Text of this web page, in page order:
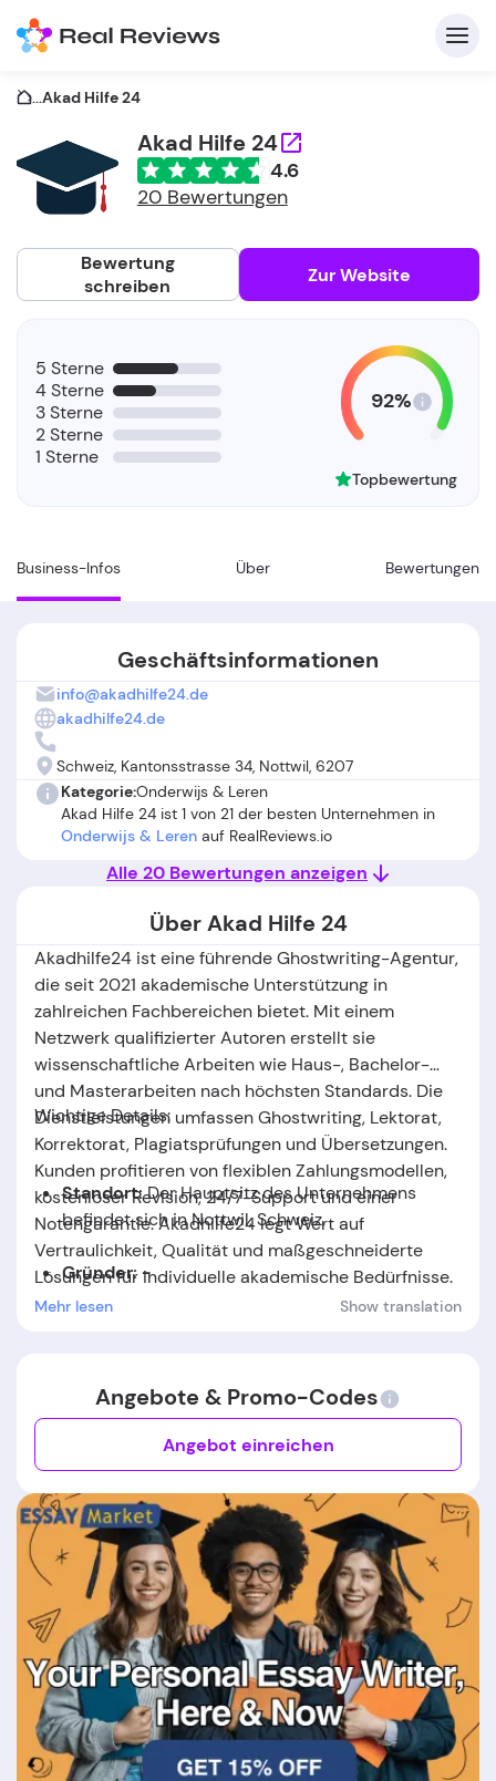
...Akad Hilfe 24
Akad Hilfe 24
4.6
20 Bewertungen
Bewertung
schreiben
Zur Website
Business-Infos Über Bewertungen
5 Sterne
4 Sterne
3 Sterne
2 Sterne
1 Sterne
92%
Topbewertung
Geschäftsinformationen
info@akadhilfe24.de
akadhilfe24.de
Schweiz, Kantonsstrasse 34, Nottwil, 6207
Kategorie:Onderwijs & Leren
Akad Hilfe 24 ist 1 von 21 der besten Unternehmen in
Onderwijs & Leren auf RealReviews.io
Alle 20 Bewertungen anzeigen
Über Akad Hilfe 24
Akadhilfe24 ist eine führende Ghostwriting-Agentur,
die seit 2021 akademische Unterstützung in
zahlreichen Fachbereichen bietet. Mit einem
Netzwerk qualifizierter Autoren erstellt sie
wissenschaftliche Arbeiten wie Haus-, Bachelor-
und Masterarbeiten nach höchsten Standards. Die
Dienstleistungen umfassen Ghostwriting, Lektorat,
Korrektorat, Plagiatsprüfungen und Übersetzungen.
Kunden profitieren von flexiblen Zahlungsmodellen,
kostenloser Revision, 24/7-Support und einer
Notengarantie. Akadhilfe24 legt Wert auf
Vertraulichkeit, Qualität und maßgeschneiderte
Lösungen für individuelle akademische Bedürfnisse.
Wichtige Details:
Standort:Der Hauptsitz des Unternehmens
befindet sich in Nottwil, Schweiz.
Gründer: -
Mehr lesen Show translation
Angebote & Promo-Codes
Angebot einreichen